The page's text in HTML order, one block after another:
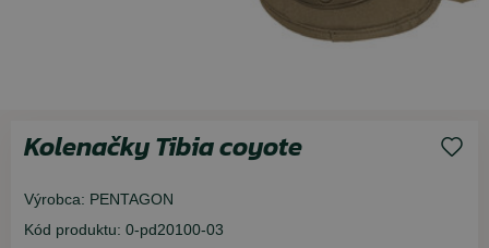
Kolenačky Tibia coyote
Výrobca: PENTAGON
Kód produktu: 0-pd20100-03